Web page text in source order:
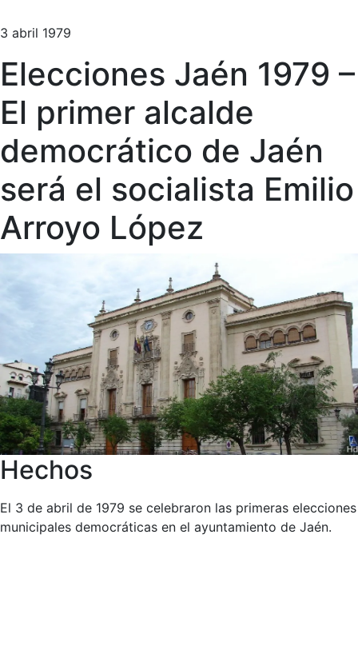
3 abril 1979
Elecciones Jaén 1979 –
El primer alcalde
democrático de Jaén
será el socialista Emilio
Arroyo López
Hechos
El 3 de abril de 1979 se celebraron las primeras elecciones
municipales democráticas en el ayuntamiento de Jaén.